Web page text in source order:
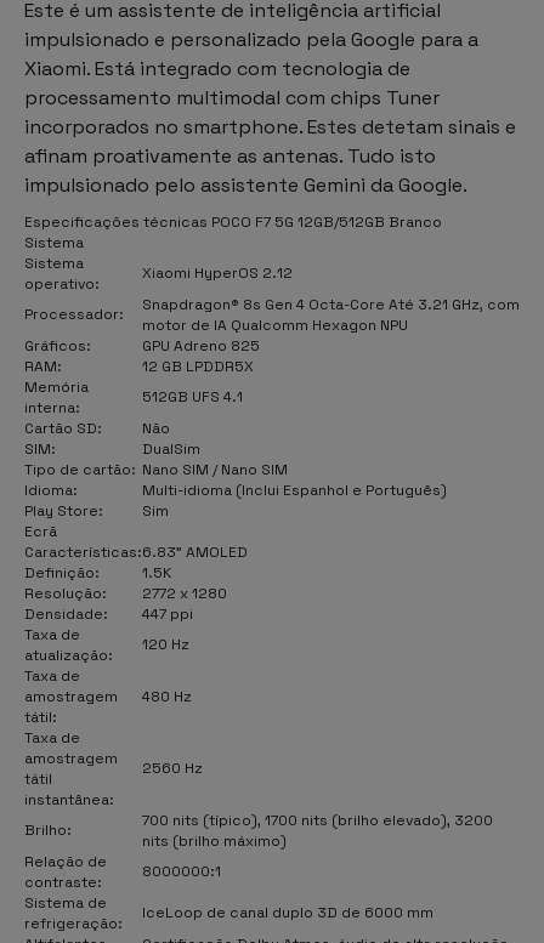
Este é um assistente de inteligência artificial
impulsionado e personalizado pela Google para a
Xiaomi. Está integrado com tecnologia de
processamento multimodal com chips Tuner
incorporados no smartphone. Estes detetam sinais e
afinam proativamente as antenas. Tudo isto
impulsionado pelo assistente Gemini da Google.
Especificações técnicas POCO F7 5G 12GB/512GB Branco
Sistema
Sistema
operativo:
Xiaomi HyperOS 2.12
Processador:
Snapdragon® 8s Gen 4 Octa-Core Até 3.21 GHz, com
motor de IA Qualcomm Hexagon NPU
Gráficos:
GPU Adreno 825
RAM:
12 GB LPDDR5X
Memória
interna:
512GB UFS 4.1
Cartão SD:
Não
SIM:
DualSim
Tipo de cartão: Nano SIM / Nano SIM
Idioma:
Multi-idioma (Inclui Espanhol e Português)
Play Store:
Sim
Ecrã
Características:6.83" AMOLED
Definição:
1.5K
Resolução:
2772 x 1280
Densidade:
447 ppi
Taxa de
atualização:
120 Hz
Taxa de
amostragem
tátil:
480 Hz
Taxa de
amostragem
tátil
instantânea:
2560 Hz
Brilho:
700 nits (típico), 1700 nits (brilho elevado), 3200
nits (brilho máximo)
Relação de
contraste:
8000000:1
Sistema de
refrigeração:
IceLoop de canal duplo 3D de 6000 mm